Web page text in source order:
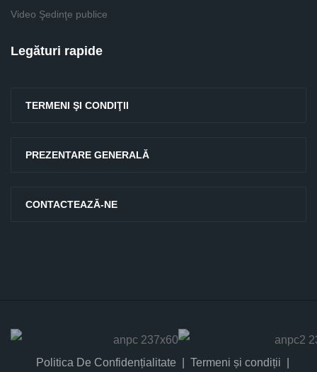
Video Şedinţe publice
Legături rapide
TERMENI ŞI CONDIŢII
PREZENTARE GENERALĂ
CONTACTEAZĂ-NE
Politica De Confidențialitate Termeni și condiții